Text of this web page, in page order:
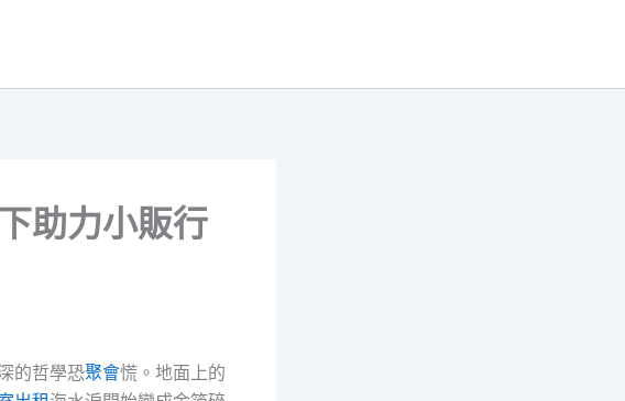
助力小販行
的哲學恐聚會慌。地面上的